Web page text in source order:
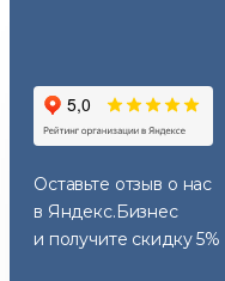
Оставьте отзыв о нас
в Яндекс.Бизнес
и получите скидку 5%